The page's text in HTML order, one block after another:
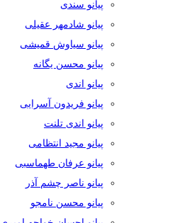
پیانو سندی
پیانو شادمهر عقیلی
پیانو سیاوش قمیشی
پیانو محسن یگانه
پیانو اندی
پیانو فریدون آسرایی
پیانو اندی تلنت
پیانو مجید انتظامی
پیانو عرفان طهماسبی
پیانو ناصر چشم آذر
پیانو محسن نامجو